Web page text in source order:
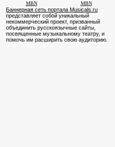
MBN MBN
Баннерная сеть портала Musicals.ru
представляет собой уникальный
некоммерческий проект, призванный
объединить русскоязычные сайты,
посвященные музыкальному театру, и
помочь им расширить свою аудиторию.